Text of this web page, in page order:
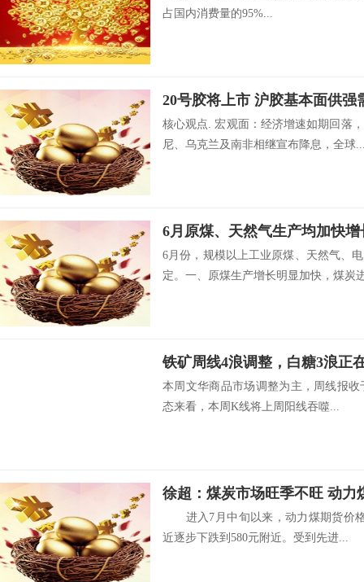
占国内消费量的95%...
20号胶将上市 沪胶基本面供强
核心观点. 宏观面：经济增速如期回落
尼、乌克兰及南非相继宣布降息，全球
6月原煤、天然气生产均加快
6月份，规模以上工业原煤、天然气、
定。一、原煤生产增长明显加快，煤炭
铁矿周线4浪调整，白糖3浪正
本周文华商品市场调整为主，周线报收
态来看，本周K线将上周阳线吞噬...
徐超：煤炭市场旺季不旺 动力
进入7月中旬以来，动力煤期货价格
近逐步下跌到580元附近。受到先进...